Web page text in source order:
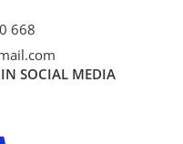
668
SOCIAL MEDIA